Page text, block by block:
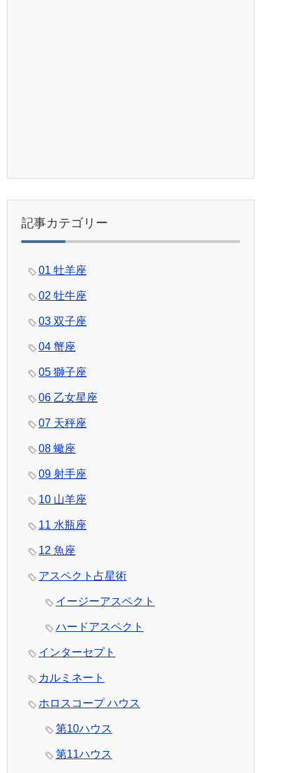
記事カテゴリー
01 牡羊座
02 牡牛座
03 双子座
04 蟹座
05 獅子座
06 乙女星座
07 天秤座
08 蠍座
09 射手座
10 山羊座
11 水瓶座
12 魚座
アスペクト占星術
イージーアスペクト
ハードアスペクト
インターセプト
カルミネート
ホロスコープ ハウス
第10ハウス
第11ハウス